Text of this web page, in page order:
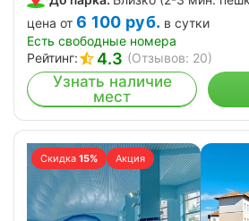
цена от 6 100 руб. в сутки
Есть свободные номера
Рейтинг:
4.3 (Отзывов: 20)
Узнать наличие
мест
Скидка 15% Акция